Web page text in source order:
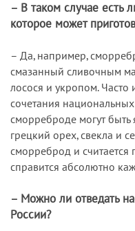
– В таком случае есть
которое может
– Да, например,
смазанный сливочным
лосося и укропом. Часто
сочетания
сморреброде могут быть
грецкий орех, свекла и
сморреброд и
справится абсолютно
– Можно ли отведать
России?